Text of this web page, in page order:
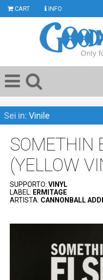
CART INFO
Sei in: Vinile
SOMETHIN
(YELLOW
SUPPORTO: VINYL
LABEL: ERMITAGE
ARTISTA: CANNONBALL